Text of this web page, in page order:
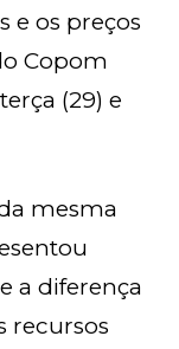
e os preços
Copom
(29) e
mesma
a diferença
recursos